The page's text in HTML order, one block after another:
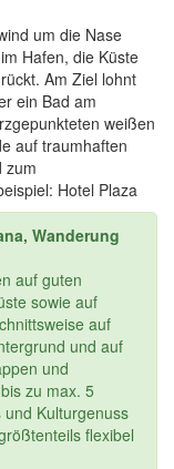
um die Nase
im Hafen, die Küste
Am Ziel lohnt
ein Bad am
weißen
auf traumhaften
zum
Hotel Plaza
Wanderung
auf guten
sowie auf
auf
und auf
und
zu max. 5
Kulturgenuss
flexibel